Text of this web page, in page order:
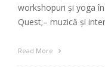
workshopuri și yoga
Quest;– muzică și
Read More